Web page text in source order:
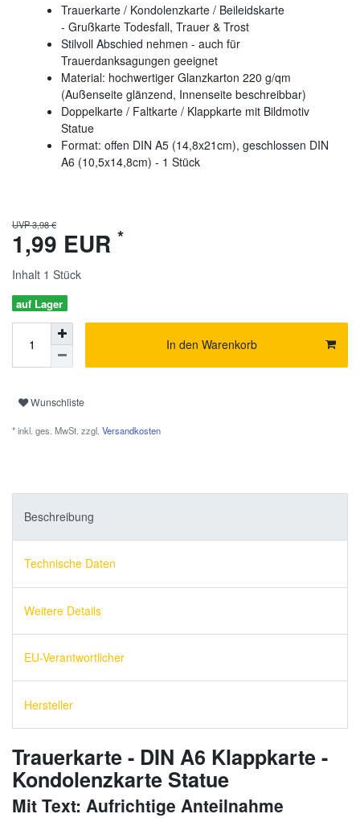
Trauerkarte / Kondolenzkarte / Beileidskarte
- Grußkarte Todesfall, Trauer & Trost
Stilvoll Abschied nehmen - auch für
Trauerdanksagungen geeignet
Material: hochwertiger Glanzkarton 220 g/qm
(Außenseite glänzend, Innenseite beschreibbar)
Doppelkarte / Faltkarte / Klappkarte mit Bildmotiv
Statue
Format: offen DIN A5 (14,8x21cm), geschlossen DIN
A6 (10,5x14,8cm) - 1 Stück
UVP 3,98 €
1,99 EUR *
Inhalt 1 Stück
auf Lager
In den Warenkorb
Wunschliste
* inkl. ges. MwSt. zzgl. Versandkosten
Beschreibung
Technische Daten
Weitere Details
EU-Verantwortlicher
Hersteller
Trauerkarte - DIN A6 Klappkarte -
Kondolenzkarte Statue
Mit Text: Aufrichtige Anteilnahme